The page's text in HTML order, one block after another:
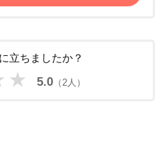
立ちましたか？
★ 5.0（2人）